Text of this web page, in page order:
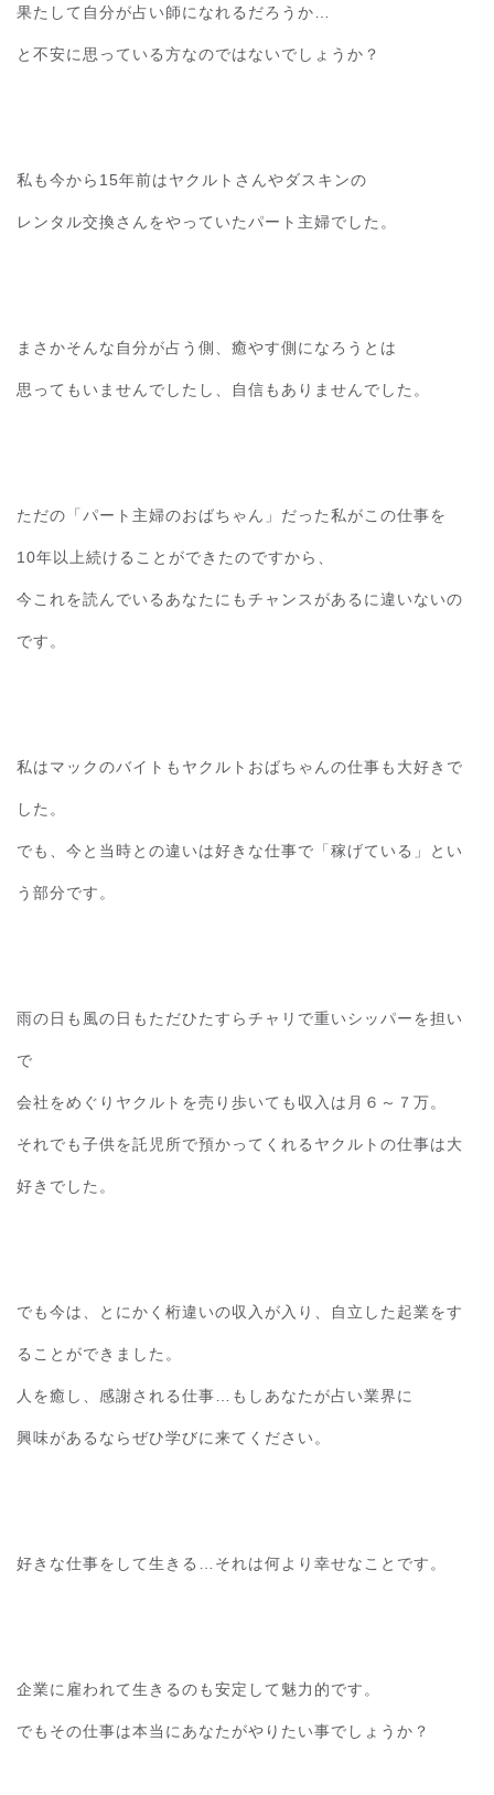
果たして自分が占い師になれるだろうか…
と不安に思っている方なのではないでしょうか？
私も今から15年前はヤクルトさんやダスキンの
レンタル交換さんをやっていたパート主婦でした。
まさかそんな自分が占う側、癒やす側になろうとは
思ってもいませんでしたし、自信もありませんでした。
ただの「パート主婦のおばちゃん」だった私がこの仕事を
10年以上続けることができたのですから、
今これを読んでいるあなたにもチャンスがあるに違いないの
です。
私はマックのバイトもヤクルトおばちゃんの仕事も大好きで
した。
でも、今と当時との違いは好きな仕事で「稼げている」とい
う部分です。
雨の日も風の日もただひたすらチャリで重いシッパーを担い
で
会社をめぐりヤクルトを売り歩いても収入は月６～７万。
それでも子供を託児所で預かってくれるヤクルトの仕事は大
好きでした。
でも今は、とにかく桁違いの収入が入り、自立した起業をす
ることができました。
人を癒し、感謝される仕事…もしあなたが占い業界に
興味があるならぜひ学びに来てください。
好きな仕事をして生きる…それは何より幸せなことです。
企業に雇われて生きるのも安定して魅力的です。
でもその仕事は本当にあなたがやりたい事でしょうか？